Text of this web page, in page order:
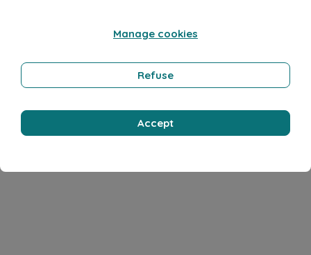
Manage cookies
Refuse
Accept